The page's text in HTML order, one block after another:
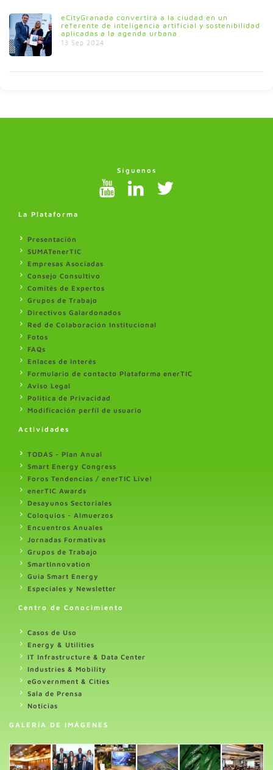
eCityGranada convertirá a la ciudad en un
referente de inteligencia artificial y sostenibilidad
aplicadas a la agenda urbana
13 Sep 2024
Síguenos
La Plataforma
Presentación
SUMATenerTIC
Empresas Asociadas
Consejo Consultivo
Comités de Expertos
Grupos de Trabajo
Directivos Galardonados
Red de Colaboración Institucional
Fotos
FAQs
Enlaces de Interés
Formulario de contacto Plataforma enerTIC
Aviso Legal
Politica de Privacidad
Modificación perfil de usuario
Actividades
TODAS - Plan Anual
Smart Energy Congress
Foros Tendencias / enerTIC Live!
enerTIC Awards
Desayunos Sectoriales
Coloquios - Almuerzos
Encuentros Anuales
Jornadas Formativas
Grupos de Trabajo
SmartInnovation
Guia Smart Energy
Especiales y Newsletter
Centro de Conocimiento
Casos de Uso
Energy & Utilities
IT Infrastructure & Data Center
Industries & Mobility
eGovernment & Cities
Sala de Prensa
Noticias
GALERÍA DE IMÁGENES